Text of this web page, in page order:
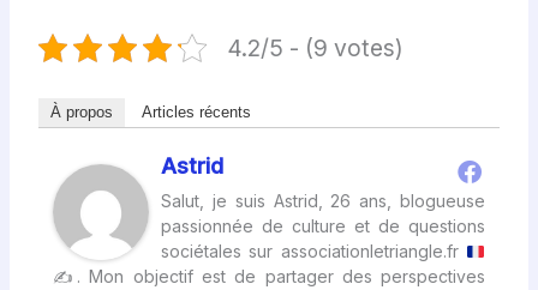
4.2/5 - (9 votes)
À propos Articles récents
Astrid
Salut, je suis Astrid, 26 ans, blogueuse
passionnée de culture et de questions
sociétales sur associationletriangle.fr
✍ . Mon objectif est de partager des perspectives